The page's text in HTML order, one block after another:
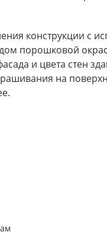
конструкции с
порошковой
и цвета стен
на